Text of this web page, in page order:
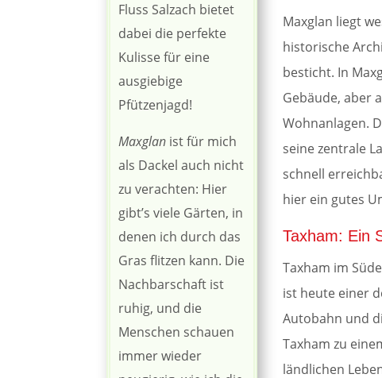
Fluss Salzach bietet
dabei die perfekte
Kulisse für eine
ausgiebige
Pfützenjagd!
Maxglan ist für mich
als Dackel auch nicht
zu verachten: Hier
gibt’s viele Gärten, in
denen ich durch das
Gras flitzen kann. Die
Nachbarschaft ist
ruhig, und die
Menschen schauen
immer wieder
Maxglan liegt
historische
besticht. In
Gebäude, aber
Wohnanlagen.
seine zentrale
schnell
hier ein gutes
Taxham: Ein
Taxham im
ist heute einer
Autobahn und
Taxham zu
ländlichen